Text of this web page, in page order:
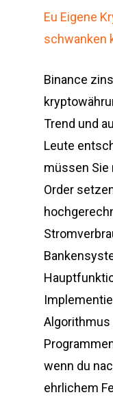
Eu Eigene
schwanken
Binance
Trend und
Leute
müssen Sie
Order
wenn du
ehrlichem